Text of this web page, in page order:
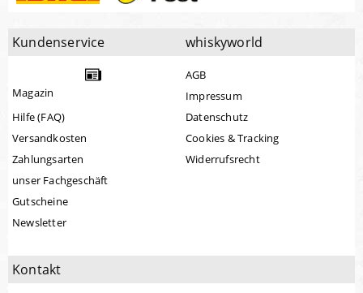
Kundenservice
Magazin
Hilfe (FAQ)
Versandkosten
Zahlungsarten
unser Fachgeschäft
Gutscheine
Newsletter
whiskyworld
AGB
Impressum
Datenschutz
Cookies & Tracking
Widerrufsrecht
Kontakt